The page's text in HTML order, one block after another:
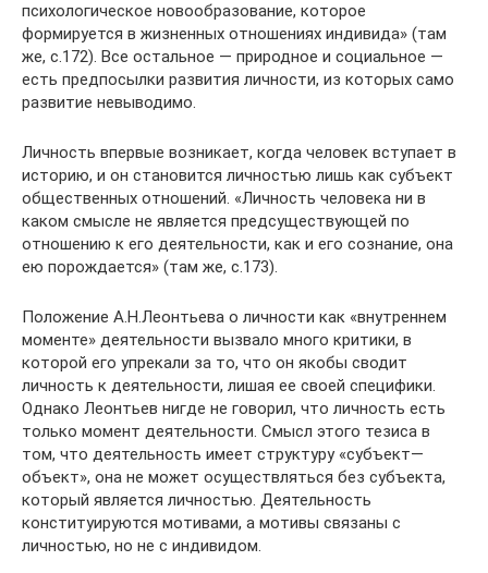
психологическое новообразование, которое
формируется в жизненных отношениях индивида» (там
же, с.172). Все остальное — природное и социальное —
есть предпосылки развития личности, из которых само
развитие невыводимо.
Личность впервые возникает, когда человек вступает в
историю, и он становится личностью лишь как субъект
общественных отношений. «Личность человека ни в
каком смысле не является предсуществующей по
отношению к его деятельности, как и его сознание, она
ею порождается» (там же, с.173).
Положение А.Н.Леонтьева о личности как «внутреннем
моменте» деятельности вызвало много критики, в
которой его упрекали за то, что он якобы сводит
личность к деятельности, лишая ее своей специфики.
Однако Леонтьев нигде не говорил, что личность есть
только момент деятельности. Смысл этого тезиса в
том, что деятельность имеет структуру «субъект—
объект», она не может осуществляться без субъекта,
который является личностью. Деятельность
конституируются мотивами, а мотивы связаны с
личностью, но не с индивидом.